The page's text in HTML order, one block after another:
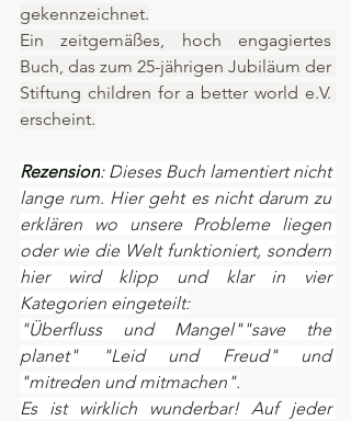
gekennzeichnet.
Ein zeitgemäßes, hoch engagiertes
Buch, das zum 25-jährigen Jubiläum der
Stiftung children for a better world e.V.
erscheint.
Rezension: Dieses Buch lamentiert nicht
lange rum. Hier geht es nicht darum zu
erklären wo unsere Probleme liegen
oder wie die Welt funktioniert, sondern
hier wird klipp und klar in vier
Kategorien eingeteilt:
"Überfluss und Mangel""save the
planet" "Leid und Freud" und
"mitreden und mitmachen".
Es ist wirklich wunderbar! Auf jeder